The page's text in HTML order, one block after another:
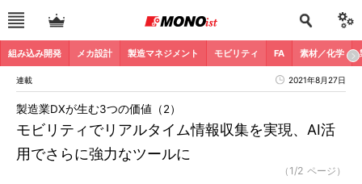
組み込み開発 メカ設計 製造マネジメント モビリティ FA 素材／化学
連載 2021年8月27日
モビリティでリアルタイム情報収集を実現、AI活
用でさらに強力なツールに
製造業DXが生む3つの価値（2）
（1/2 ページ）